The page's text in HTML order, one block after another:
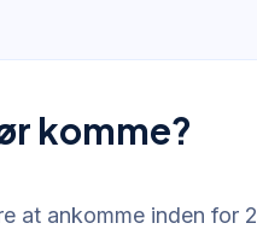
komme?
at ankomme inden for 2